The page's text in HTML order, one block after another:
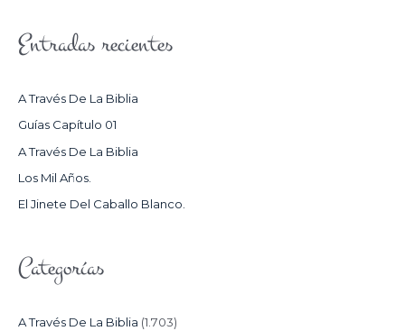
C
R
:
Entradas recientes
A Través De La Biblia
Guías Capítulo 01
A Través De La Biblia
Los Mil Años.
El Jinete Del Caballo Blanco.
Categorías
A Través De La Biblia (1.703)